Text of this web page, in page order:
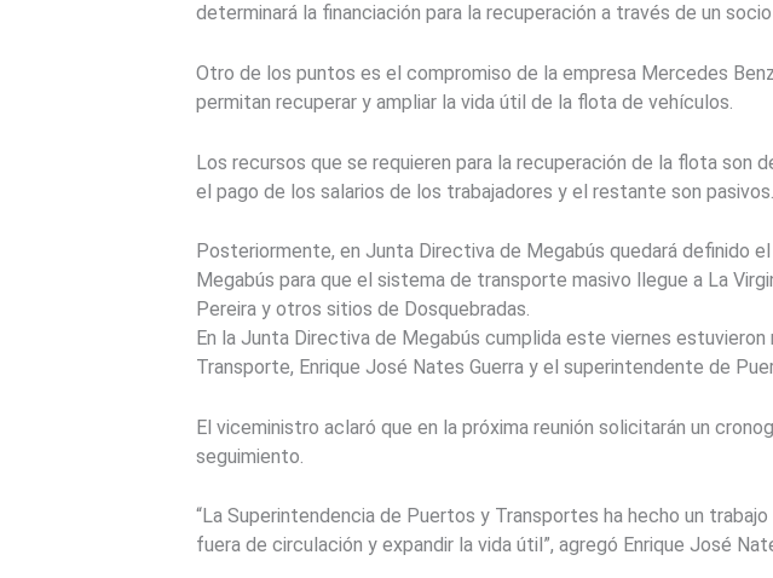
determinará la financiación para la recuperación a través de un
Otro de los puntos es el compromiso de la empresa Mercedes
permitan recuperar y ampliar la vida útil de la flota de vehículos.
Los recursos que se requieren para la recuperación de la flota son
el pago de los salarios de los trabajadores y el restante son pasivos.
Posteriormente, en Junta Directiva de Megabús quedará definido
Megabús para que el sistema de transporte masivo llegue a La
Pereira y otros sitios de Dosquebradas.
En la Junta Directiva de Megabús cumplida este viernes
Transporte, Enrique José Nates Guerra y el superintendente de
El viceministro aclaró que en la próxima reunión solicitarán un
seguimiento.
“La Superintendencia de Puertos y Transportes ha hecho un
fuera de circulación y expandir la vida útil”, agregó Enrique José